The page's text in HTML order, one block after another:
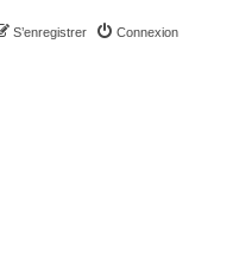
Connexion
S’enregistrer